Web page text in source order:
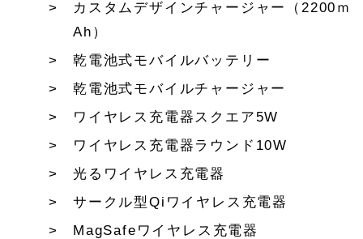
カスタムデザインチャージャー（2200ｍ
Ah）
乾電池式モバイルバッテリー
乾電池式モバイルチャージャー
ワイヤレス充電器スクエア5W
ワイヤレス充電器ラウンド10W
光るワイヤレス充電器
サークル型Qiワイヤレス充電器
MagSafeワイヤレス充電器